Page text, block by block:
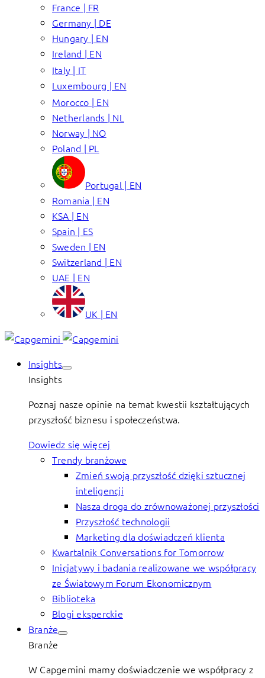
France | FR
Germany | DE
Hungary | EN
Ireland | EN
Italy | IT
Luxembourg | EN
Morocco | EN
Netherlands | NL
Norway | NO
Poland | PL
Portugal | EN
Romania | EN
KSA | EN
Spain | ES
Sweden | EN
Switzerland | EN
UAE | EN
UK | EN
Insights
Insights
Poznaj nasze opinie na temat kwestii kształtujących
przyszłość biznesu i społeczeństwa.
Dowiedz się więcej
Trendy branżowe
Zmień swoją przyszłość dzięki sztucznej
inteligencji
Nasza droga do zrównoważonej przyszłości
Przyszłość technologii
Marketing dla doświadczeń klienta
Kwartalnik Conversations for Tomorrow
Inicjatywy i badania realizowane we współpracy
ze Światowym Forum Ekonomicznym
Biblioteka
Blogi eksperckie
Branże
Branże
W Capgemini mamy doświadczenie we współpracy z